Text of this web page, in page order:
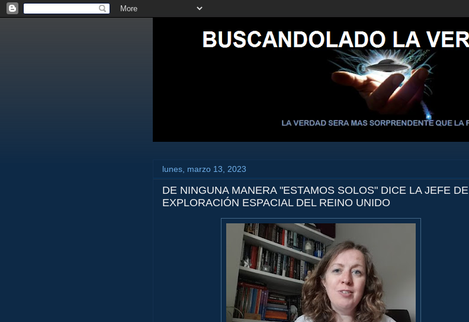
lunes, marzo 13, 2023
DE NINGUNA MANERA "ESTAMOS SOLOS" DICE LA JEFE DE
EXPLORACIÓN ESPACIAL DEL REINO UNIDO